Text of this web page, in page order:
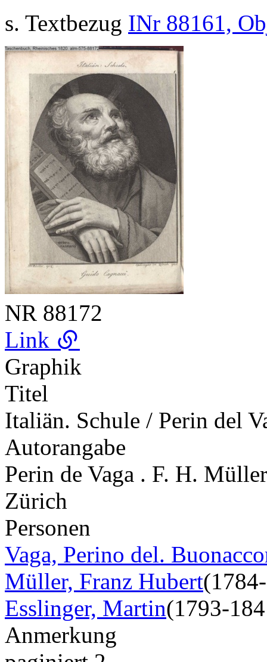
s. Textbezug INr 88161,
NR 88172
Link
Graphik
Titel
Italiän. Schule / Perin del
Autorangabe
Perin de Vaga . F. H.
Zürich
Personen
Vaga, Perino del.
Müller, Franz Hubert
Esslinger, Martin(1793-
Anmerkung